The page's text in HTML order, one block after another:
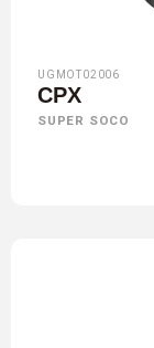
UGMOT02006
CPX
SUPER SOCO